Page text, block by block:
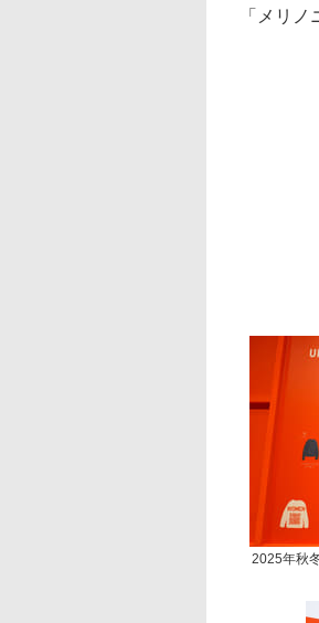
「メリ
2025年秋